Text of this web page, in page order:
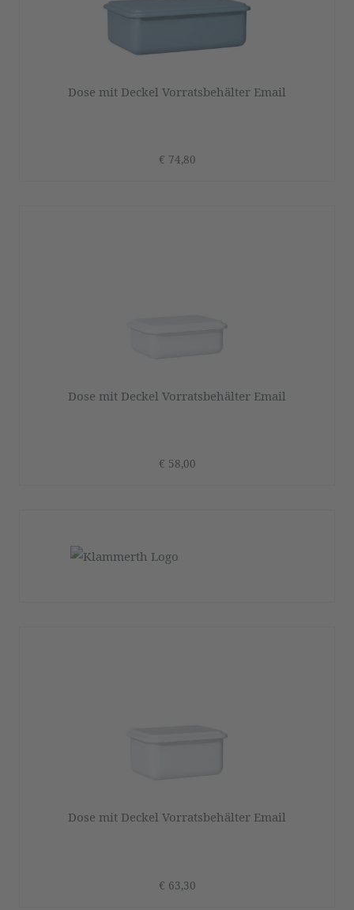
Dose mit Deckel Vorratsbehälter Email
€ 74,80
Dose mit Deckel Vorratsbehälter Email
€ 58,00
Dose mit Deckel Vorratsbehälter Email
€ 63,30